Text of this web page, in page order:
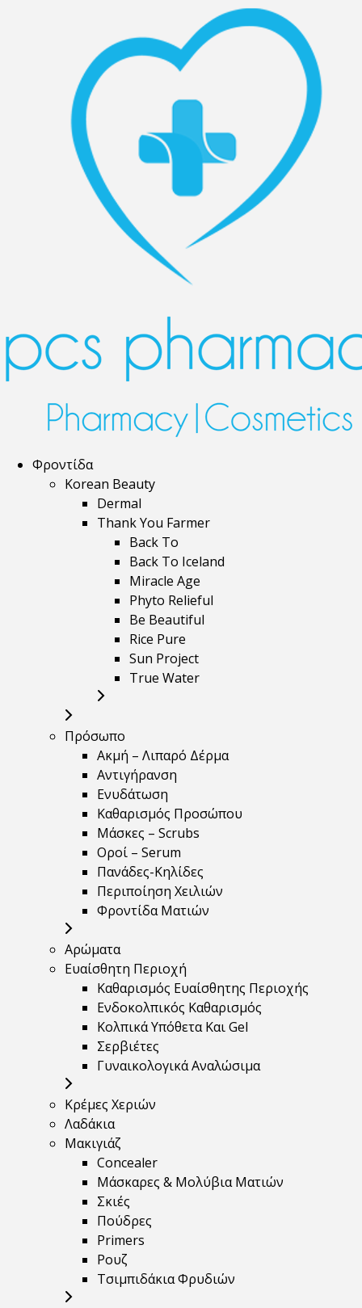
Φροντίδα
Korean Beauty
Dermal
Thank You Farmer
Back To
Back To Iceland
Miracle Age
Phyto Relieful
Be Beautiful
Rice Pure
Sun Project
True Water
Πρόσωπο
Ακμή – Λιπαρό Δέρμα
Αντιγήρανση
Ενυδάτωση
Καθαρισμός Προσώπου
Μάσκες – Scrubs
Οροί – Serum
Πανάδες-Κηλίδες
Περιποίηση Χειλιών
Φροντίδα Ματιών
Αρώματα
Ευαίσθητη Περιοχή
Καθαρισμός Ευαίσθητης Περιοχής
Ενδοκολπικός Καθαρισμός
Κολπικά Υπόθετα Και Gel
Σερβιέτες
Γυναικολογικά Αναλώσιμα
Κρέμες Χεριών
Λαδάκια
Μακιγιάζ
Concealer
Μάσκαρες & Μολύβια Ματιών
Σκιές
Πούδρες
Primers
Ρουζ
Τσιμπιδάκια Φρυδιών